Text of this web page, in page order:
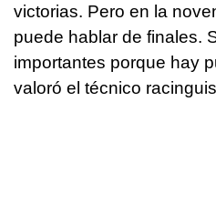
victorias. Pero en la
puede hablar de finales.
importantes porque hay
valoró el técnico